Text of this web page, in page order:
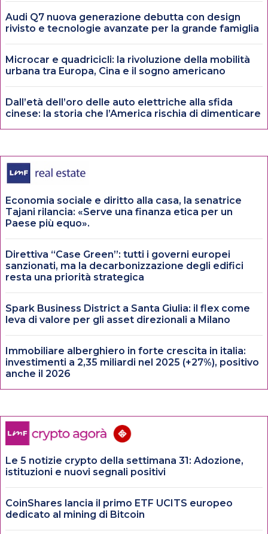
Audi Q7 nuova generazione debutta con design
rivisto e tecnologie avanzate per la grande famiglia
Microcar e quadricicli: la rivoluzione della mobilità
urbana tra Europa, Cina e il sogno americano
Dall’età dell’oro delle auto elettriche alla sfida
cinese: la storia che l’America rischia di dimenticare
Economia sociale e diritto alla casa, la senatrice
Tajani rilancia: «Serve una finanza etica per un
Paese più equo».
Direttiva “Case Green”: tutti i governi europei
sanzionati, ma la decarbonizzazione degli edifici
resta una priorità strategica
Spark Business District a Santa Giulia: il flex come
leva di valore per gli asset direzionali a Milano
Immobiliare alberghiero in forte crescita in italia:
investimenti a 2,35 miliardi nel 2025 (+27%), positivo
anche il 2026
Le 5 notizie crypto della settimana 31: Adozione,
istituzioni e nuovi segnali positivi
CoinShares lancia il primo ETF UCITS europeo
dedicato al mining di Bitcoin